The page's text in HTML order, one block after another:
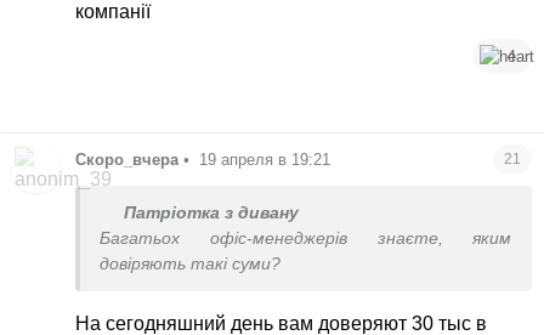
компанії
4
Скоро_вчера • 19 апреля в 19:21 21
Патріотка з дивану
Багатьох офіс-менеджерів знаєте, яким
довіряють такі суми?
На сегодняшний день вам доверяют 30 тыс в